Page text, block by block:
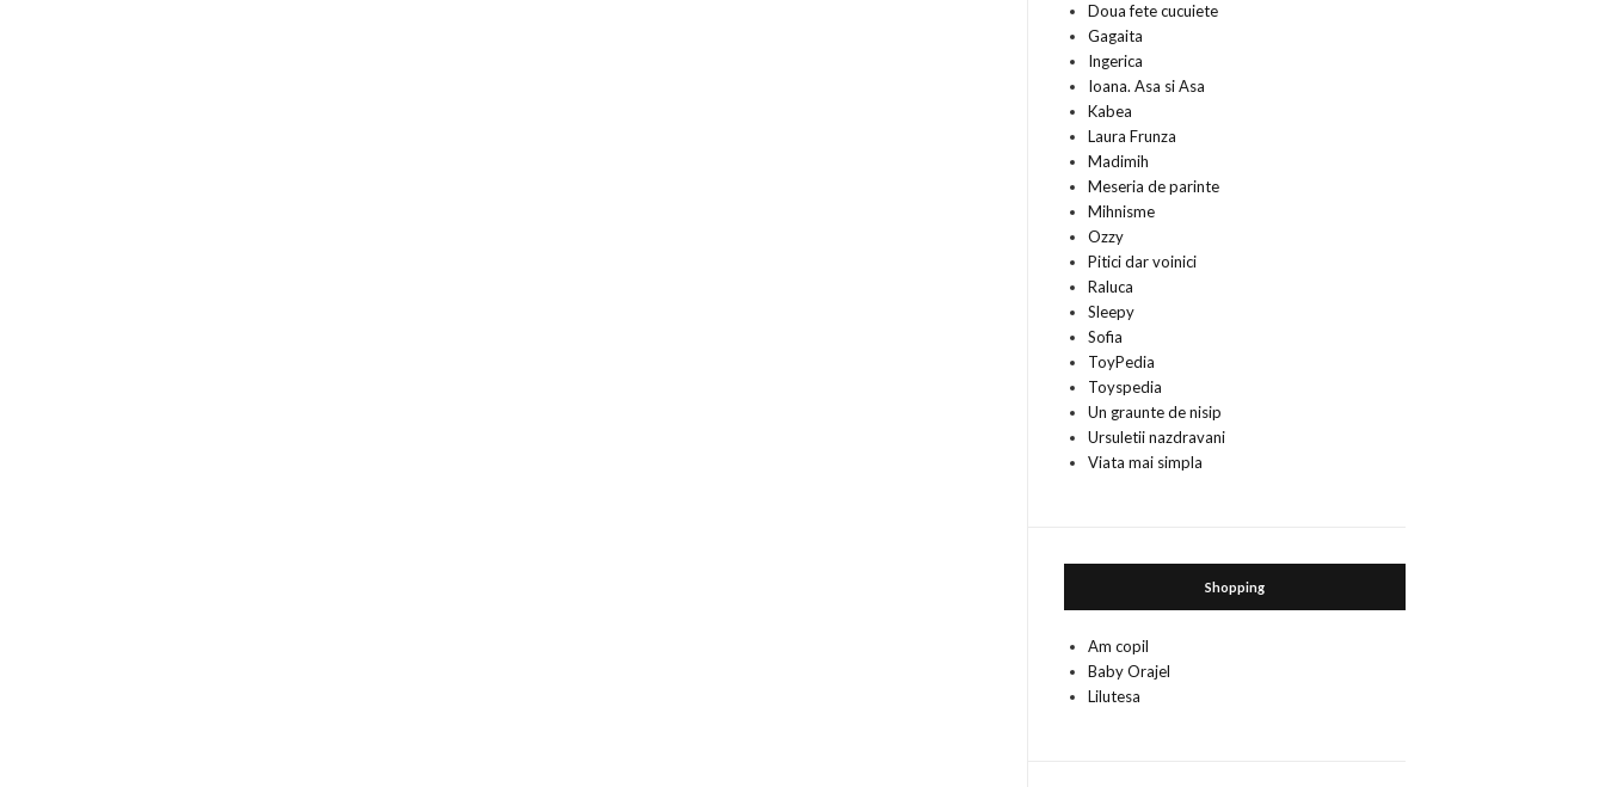
Doua fete cucuiete
Gagaita
Ingerica
Ioana. Asa si Asa
Kabea
Laura Frunza
Madimih
Meseria de parinte
Mihnisme
Ozzy
Pitici dar voinici
Raluca
Sleepy
Sofia
ToyPedia
Toyspedia
Un graunte de nisip
Ursuletii nazdravani
Viata mai simpla
Shopping
Am copil
Baby Orajel
Lilutesa